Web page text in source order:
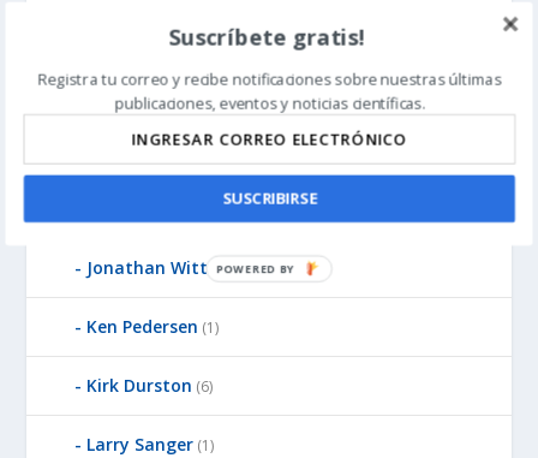
James Gills(1)
Jean-Pierre Luminet(2)
John West(8)
Jonathan McLatchie(23)
Jonathan Witt (3)
Ken Pedersen (1)
Kirk Durston (6)
Larry Sanger (1)
Suscríbete gratis!
Registra tu correo y recibe notificaciones sobre nuestras últimas
publicaciones, eventos y noticias científicas.
SUSCRIBIRSE
P
O